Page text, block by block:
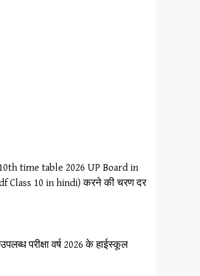
(10th time table 2026 UP Board in
Class 10 in hindi) करने की चरण दर
परीक्षा वर्ष 2026 के हाईस्कूल